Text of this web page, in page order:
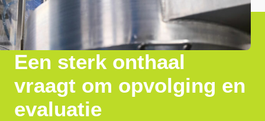
Een sterk onthaal
vraagt om opvolging en
evaluatie